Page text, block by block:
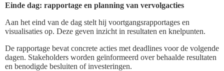
Einde dag: rapportage en planning van vervolgacties
Aan het eind van de dag stelt hij voortgangsrapportages en
visualisaties op. Deze geven inzicht in resultaten en knelpunten.
De rapportage bevat concrete acties met deadlines voor de volgende
dagen. Stakeholders worden geïnformeerd over behaalde resultaten
en benodigde besluiten of investeringen.